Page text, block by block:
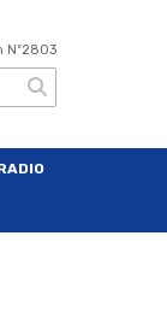
Nº2803